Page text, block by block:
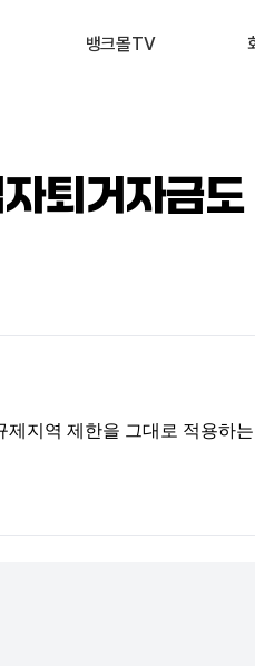
뱅크몰TV
교 뉴스 고
퇴거자금
지역 제한을 그대로 적용하